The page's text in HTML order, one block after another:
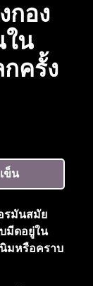
กอง
ใน
ครั้ง
ข็น
รมันสมัย
มีดอยู่ใน
มหรือคราบ